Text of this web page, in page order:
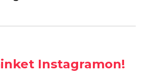
Instagramon!